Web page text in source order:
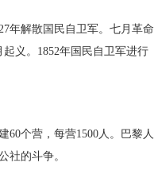
年解散国民自卫军。七月革命
义。1852年国民自卫军进行
60个营，每营1500人。巴黎人
社的斗争。